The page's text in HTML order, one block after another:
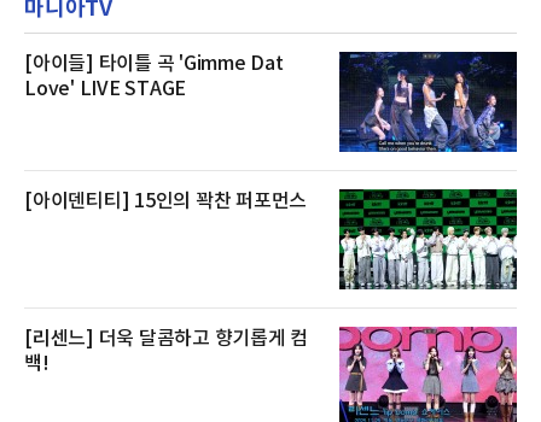
클럽 앰배서더 라운지
우 등이 포함됐다. 쿠팡은 올해 큰 크기의 전복
생산량이 늘어난 점을 반영해 주요 산지 상품을
전복은 산지에서 채취한 뒤 전국으로 직송되는
방식으로 운영된다. 신선도가 중요한 상품인 만
큼 이르면 다음 날 오전 배송이 가능하도록 물류
마니아TV
[아이들] 타이틀 곡 'Gimme Dat
Love' LIVE STAGE
[아이덴티티] 15인의 꽉찬 퍼포먼스
[리센느] 더욱 달콤하고 향기롭게 컴
백!